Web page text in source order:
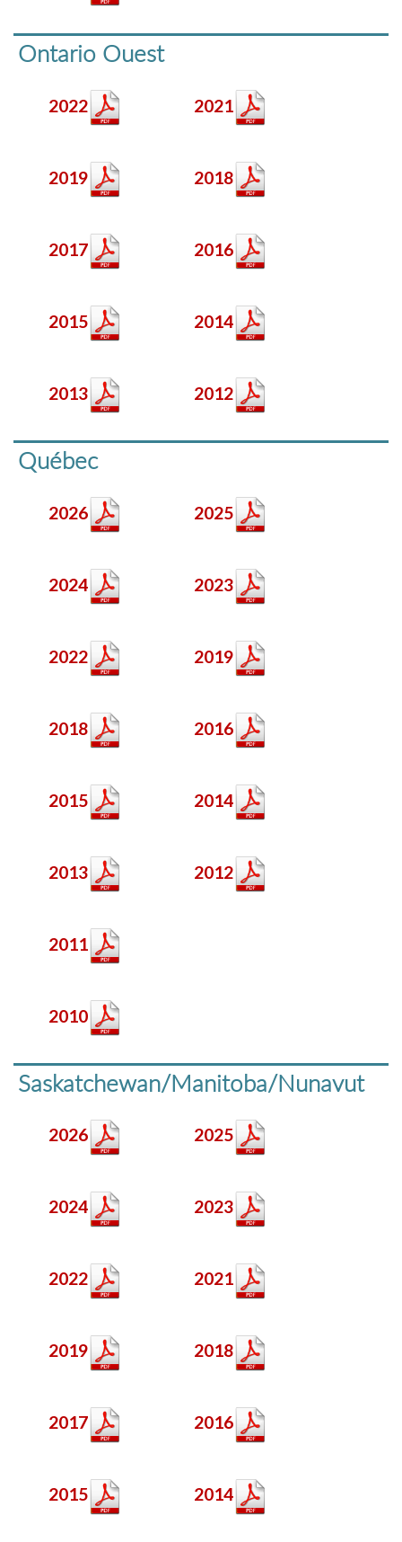
Ontario Ouest
2022 2021
2019 2018
2017 2016
2015 2014
2013 2012
Québec
2026 2025
2024 2023
2022 2019
2018 2016
2015 2014
2013 2012
2011
2010
Saskatchewan/Manitoba/Nunavut
2026 2025
2024 2023
2022 2021
2019 2018
2017 2016
2015 2014